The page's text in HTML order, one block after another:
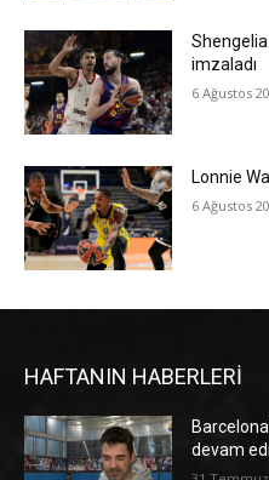
Shengelia
imzaladı
6 Ağustos
Lonnie
6 Ağustos
HAFTANIN HABERLERİ
devam